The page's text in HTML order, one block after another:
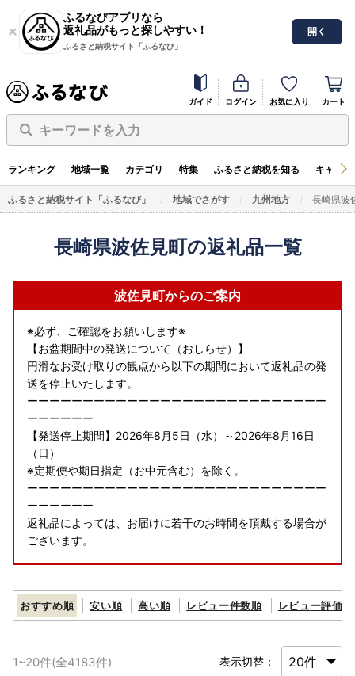
ふるなびアプリなら
返礼品がもっと探しやすい！
ふるさと納税サイト「ふるなび」
開く
ガイド ログイン お気に入り カート
キーワードを入力
ランキング 地域一覧 カテゴリ 特集 ふるさと納税を知る キャン
ふるさと納税サイト「ふるなび」 地域でさがす 九州地方 長崎県波
長崎県波佐見町の返礼品一覧
波佐見町からのご案内
※必ず、ご確認をお願いします※
【お盆期間中の発送について（おしらせ）】
円滑なお受け取りの観点から以下の期間において返礼品の発
送を停止いたします。
ーーーーーーーーーーーーーーーーーーーーーーーーーーー
ーーーーーー
【発送停止期間】2026年8月5日（水）～2026年8月16日
（日）
※定期便や期日指定（お中元含む）を除く。
ーーーーーーーーーーーーーーーーーーーーーーーーーーー
ーーーーーー
返礼品によっては、お届けに若干のお時間を頂戴する場合が
ございます。
お寄せいただいた個人情報は、寄附金の受付、入金及び返礼
品発送に係る確認・連絡、各種お問い合わせ、寄附の使い道
で使用するものではありません。返礼品発送に関して、必要
最低限の範囲において返礼品取扱い事業者に通知します。
おすすめ順 安い順 高い順 レビュー件数順 レビュー評価順
1~20件(全4183件) 表示切替：